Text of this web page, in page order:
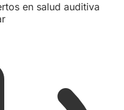
en salud auditiva